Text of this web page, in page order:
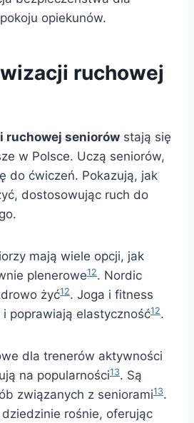
opiekunów.
ruchowej
ruchowej seniorów stają się
w Polsce. Uczą seniorów,
do ćwiczeń. Pokazują, jak
dostosowując ruch do
mają wiele opcji, jak
plenerowe12. Nordic
żyć12. Joga i fitness
poprawiają elastyczność12.
dla trenerów aktywności
na popularności13. Są
związanych z seniorami13.
rośnie, oferując